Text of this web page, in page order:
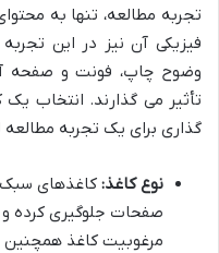
تجربه مطالعه، تنها به
فیزیکی آن نیز در این
وضوح چاپ، فونت و صفحه
تأثیر می گذارند. انتخاب
گذاری برای یک تجربه
نوع کاغذ: کاغذهای
صفحات جلوگیری کرده و
مرغوبیت کاغذ همچنین